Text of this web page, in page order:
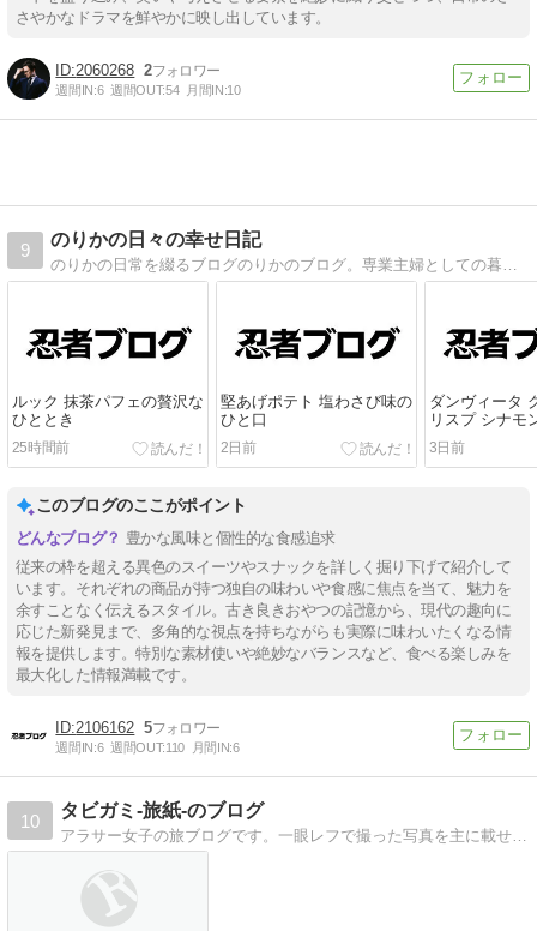
さやかなドラマを鮮やかに映し出しています。
2060268 2
週間IN:6 週間OUT:54 月間IN:10
9
のりかの日々の幸せ日記
ルック 抹茶パフェの贅沢な
ひととき
25時間前
堅あげポテト 塩わさび味の
ひと口
2日前
ダンヴィータ
リスプ シナモ
3日前
このブログのここがポイント
豊かな風味と個性的な食感追求
従来の枠を超える異色のスイーツやスナックを詳しく掘り下げて紹介して
います。それぞれの商品が持つ独自の味わいや食感に焦点を当て、魅力を
余すことなく伝えるスタイル。古き良きおやつの記憶から、現代の趣向に
応じた新発見まで、多角的な視点を持ちながらも実際に味わいたくなる情
報を提供します。特別な素材使いや絶妙なバランスなど、食べる楽しみを
最大化した情報満載です。
2106162 5
週間IN:6 週間OUT:110 月間IN:6
10
タビガミ-旅紙-のブログ
アラサー女子の旅ブログです。一眼レフで撮った写真を主に載せています。美容、お買い物情報などもたまに書きます。